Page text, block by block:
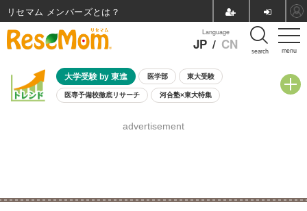
menu
Language
JP / CN search
大学受験 by 東進 医学部 東大受験
医専予備校徹底リサーチ 河合塾×東大特集
8月開催学校説明会・相談会
advertisement
リセマム メンバーズ